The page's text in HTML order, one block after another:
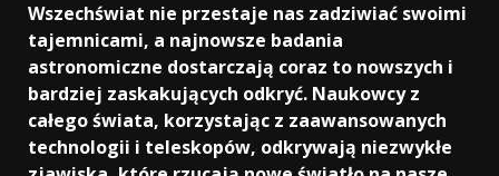
Wszechświat nie przestaje nas zadziwiać swoimi
tajemnicami, a najnowsze badania
astronomiczne dostarczają coraz to nowszych i
bardziej zaskakujących odkryć. Naukowcy z
całego świata, korzystając z zaawansowanych
technologii i teleskopów, odkrywają niezwykłe